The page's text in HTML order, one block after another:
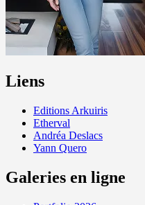
Liens
Editions Arkuiris
Etherval
Andréa Deslacs
Yann Quero
Galeries en ligne